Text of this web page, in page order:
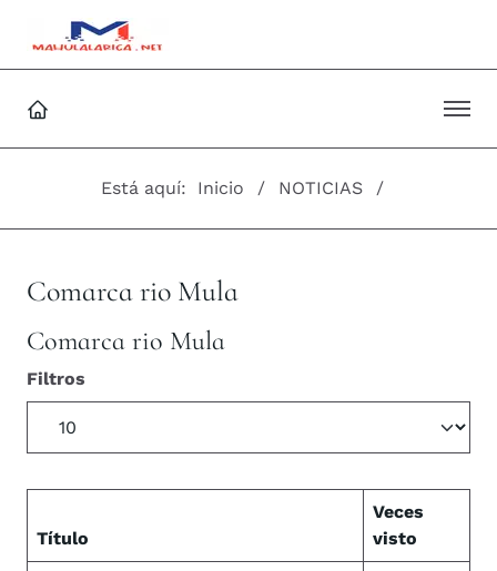
Está aquí: Inicio NOTICIAS
Comarca rio Mula
Comarca rio Mula
Filtros
Título
Veces
visto